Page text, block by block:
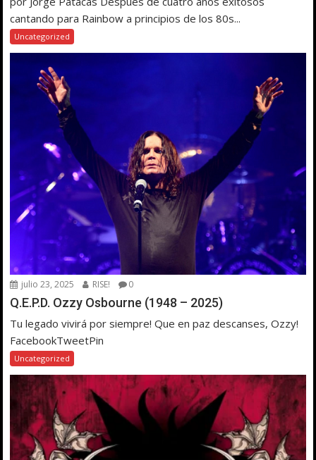
cantando para Rainbow a principios de los 80s...
Uncategorized
julio 23, 2025 RISE! 0
Q.E.P.D. Ozzy Osbourne (1948 – 2025)
Tu legado vivirá por siempre! Que en paz descanses, Ozzy!
FacebookTweetPin
Uncategorized